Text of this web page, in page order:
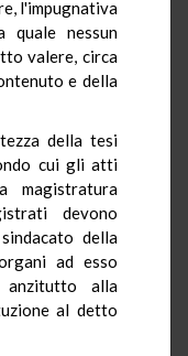
l'impugnativa
quale nessun
valere, circa
e della
della tesi
cui gli atti
magistratura
devono
della
ad esso
anzitutto alla
al detto